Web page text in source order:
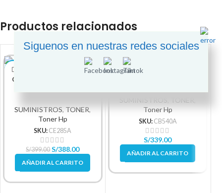
Productos relacionados
Cartucho De Tóner Hp
SUMINISTROS, TONER,
Toner Hp
SKU: CE285A
S/399.00 S/388.00
AÑADIR AL CARRITO
Toner HP 145A W1450A
Toner Hp
SKU: CB540A
S/339.00
AÑADIR AL CARRITO
Siguenos en nuestras redes sociales